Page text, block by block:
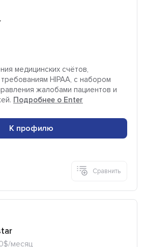
медицинских счётов,
HIPAA, с набором
жалобами пациентов и
Подробнее о Enter
К профилю
Сравнить
месяц